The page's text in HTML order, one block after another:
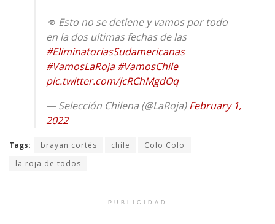
👊 Esto no se detiene y vamos por todo
en la dos ultimas fechas de las
#EliminatoriasSudamericanas
#VamosLaRoja #VamosChile
pic.twitter.com/jcRChMgdOq
— Selección Chilena (@LaRoja)February 1,
2022
Tags: brayan cortés chile
Colo Colo
la roja de todos
PUBLICIDAD